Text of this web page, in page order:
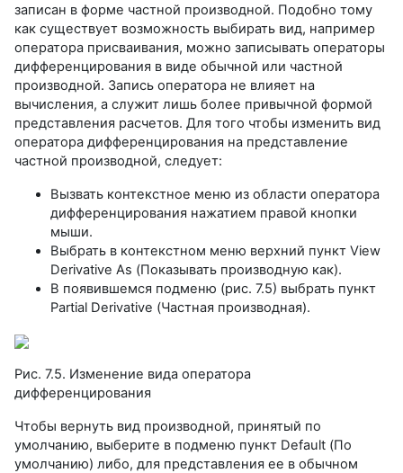
записан в форме частной производной. Подобно тому
как существует возможность выбирать вид, например
оператора присваивания, можно записывать операторы
дифференцирования в виде обычной или частной
производной. Запись оператора не влияет на
вычисления, а служит лишь более привычной формой
представления расчетов. Для того чтобы изменить вид
оператора дифференцирования на представление
частной производной, следует:
Вызвать контекстное меню из области оператора
дифференцирования нажатием правой кнопки
мыши.
Выбрать в контекстном меню верхний пункт View
Derivative As (Показывать производную как).
В появившемся подменю (рис. 7.5) выбрать пункт
Partial Derivative (Частная производная).
Рис. 7.5. Изменение вида оператора
дифференцирования
Чтобы вернуть вид производной, принятый по
умолчанию, выберите в подменю пункт Default (По
умолчанию) либо, для представления ее в обычном